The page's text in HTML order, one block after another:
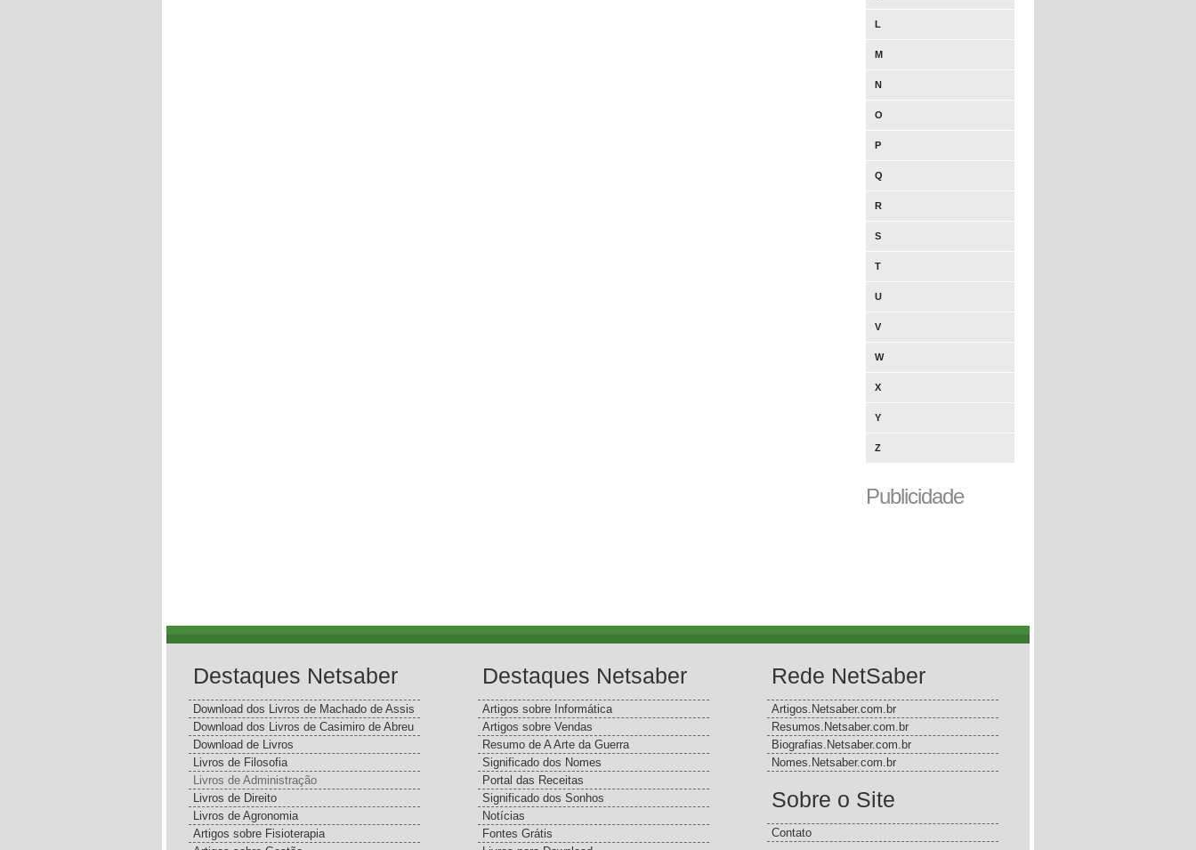
L
M
N
O
P
Q
R
S
T
U
V
W
X
Y
Z
Publicidade
Destaques Netsaber
Download dos Livros de Machado de Assis
Download dos Livros de Casimiro de Abreu
Download de Livros
Livros de Filosofia
Livros de Administração
Livros de Direito
Livros de Agronomia
Artigos sobre Fisioterapia
Destaques Netsaber
Artigos sobre Informática
Artigos sobre Vendas
Resumo de A Arte da Guerra
Significado dos Nomes
Portal das Receitas
Significado dos Sonhos
Notícias
Fontes Grátis
Rede NetSaber
Artigos.Netsaber.com.br
Resumos.Netsaber.com.br
Biografias.Netsaber.com.br
Nomes.Netsaber.com.br
Sobre o Site
Contato